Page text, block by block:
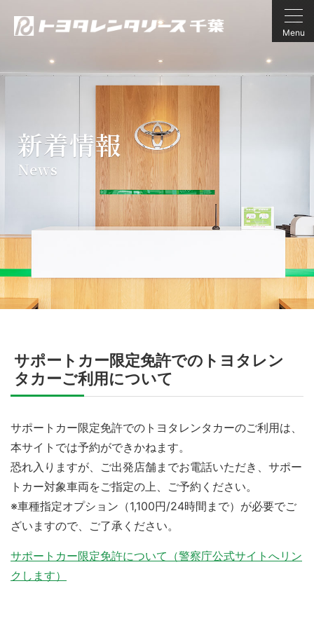
Menu
新着情報
News
サポートカー限定免許でのトヨタレン
タカーご利用について
サポートカー限定免許でのトヨタレンタカーのご利用は、
本サイトでは予約ができかねます。
恐れ入りますが、ご出発店舗までお電話いただき、サポー
トカー対象車両をご指定の上、ご予約ください。
※車種指定オプション（1,100円/24時間まで）が必要でご
ざいますので、ご了承ください。
サポートカー限定免許について（警察庁公式サイトへリン
クします）